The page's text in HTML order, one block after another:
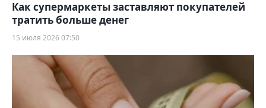
Как супермаркеты заставляют покупателей
тратить больше денег
15 июля 2026 07:50